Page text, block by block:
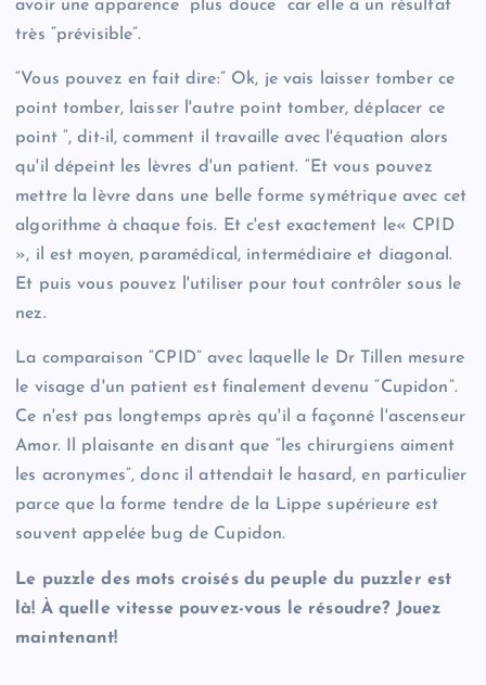
avoir une apparence “plus douce” car elle a un résultat
très “prévisible”.
“Vous pouvez en fait dire:” Ok, je vais laisser tomber ce
point tomber, laisser l'autre point tomber, déplacer ce
point “, dit-il, comment il travaille avec l'équation alors
qu'il dépeint les lèvres d'un patient. “Et vous pouvez
mettre la lèvre dans une belle forme symétrique avec cet
algorithme à chaque fois. Et c'est exactement le« CPID
», il est moyen, paramédical, intermédiaire et diagonal.
Et puis vous pouvez l'utiliser pour tout contrôler sous le
nez.
La comparaison “CPID” avec laquelle le Dr Tillen mesure
le visage d'un patient est finalement devenu “Cupidon”.
Ce n'est pas longtemps après qu'il a façonné l'ascenseur
Amor. Il plaisante en disant que “les chirurgiens aiment
les acronymes”, donc il attendait le hasard, en particulier
parce que la forme tendre de la Lippe supérieure est
souvent appelée bug de Cupidon.
Le puzzle des mots croisés du peuple du puzzler est
là! À quelle vitesse pouvez-vous le résoudre? Jouez
maintenant!